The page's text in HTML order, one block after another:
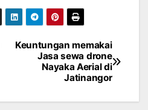
Keuntungan memakai
Jasa sewa drone
Nayaka Aerial di
Jatinangor